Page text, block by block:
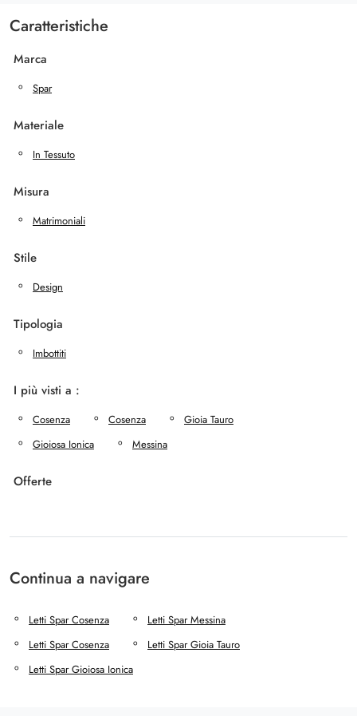
Caratteristiche
Marca
Spar
Materiale
In Tessuto
Misura
Matrimoniali
Stile
Design
Tipologia
Imbottiti
I più visti a :
Cosenza Cosenza
Gioia Tauro
Gioiosa Ionica
Messina
Offerte
Continua a navigare
Letti Spar Cosenza
Letti Spar Messina
Letti Spar Cosenza
Letti Spar Gioia Tauro
Letti Spar Gioiosa Ionica